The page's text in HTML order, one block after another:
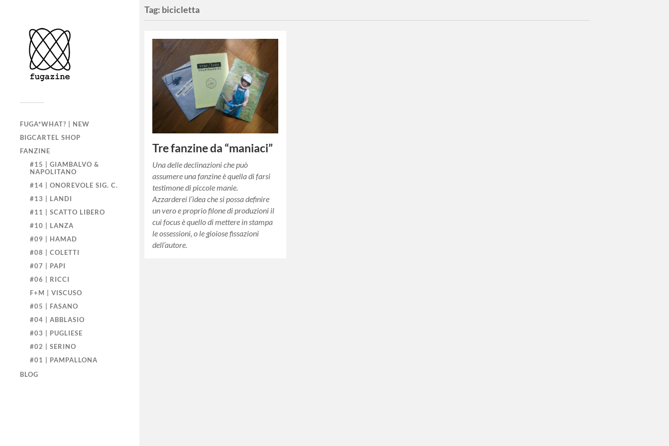
FUGA*WHAT? | NEW
BIGCARTEL SHOP
FANZINE
#15 | GIAMBALVO &
NAPOLITANO
#14 | ONOREVOLE SIG. C.
#13 | LANDI
#11 | SCATTO LIBERO
#10 | LANZA
#09 | HAMAD
#08 | COLETTI
#07 | PAPI
#06 | RICCI
F+M | VISCUSO
#05 | FASANO
#04 | ABBLASIO
#03 | PUGLIESE
#02 | SERINO
#01 | PAMPALLONA
BLOG
Tag: bicicletta
Tre fanzine da “maniaci”
Una delle declinazioni che può
assumere una fanzine è quella di farsi
testimone di piccole manie.
Azzarderei l’idea che si possa definire
un vero e proprio filone di produzioni il
cui focus è quello di mettere in stampa
le ossessioni, o le gioiose fissazioni
dell’autore.